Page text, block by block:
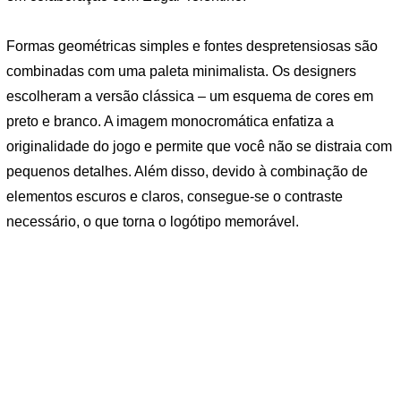
Formas geométricas simples e fontes despretensiosas são
combinadas com uma paleta minimalista. Os designers
escolheram a versão clássica – um esquema de cores em
preto e branco. A imagem monocromática enfatiza a
originalidade do jogo e permite que você não se distraia com
pequenos detalhes. Além disso, devido à combinação de
elementos escuros e claros, consegue-se o contraste
necessário, o que torna o logótipo memorável.